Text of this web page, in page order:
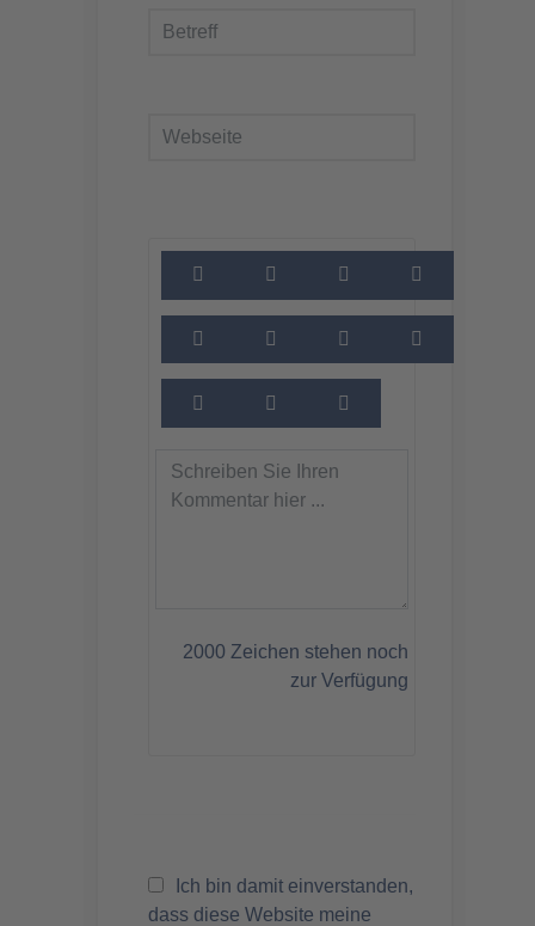
2000 Zeichen stehen noch
zur Verfügung
Ich bin damit einverstanden,
dass diese Website meine